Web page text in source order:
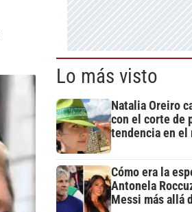
Lo más visto
Natalia Oreiro
con el corte de
tendencia en el
Cómo era la
Antonela
Messi más allá